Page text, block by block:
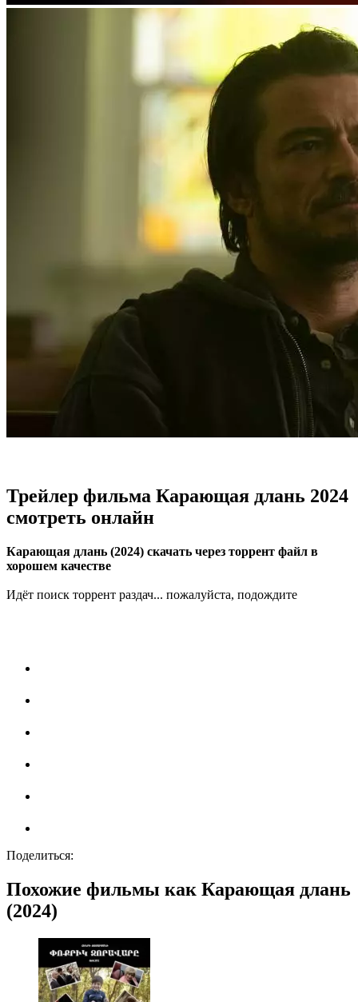
Трейлер фильма Карающая длань 2024
смотреть онлайн
Карающая длань (2024) скачать через торрент файл в
хорошем качестве
Идёт поиск торрент раздач... пожалуйста, подождите
Поделиться:
Похожие фильмы как Карающая длань
(2024)